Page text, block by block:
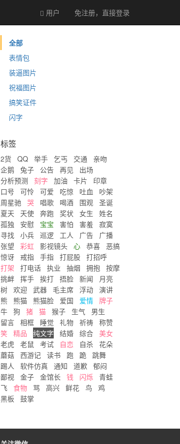
用户 免注册，直接登录
全部
表情包
装逼图片
祝福图片
搞笑证件
闪字
标签
2货 QQ 举手 乞丐 交通
亲吻
企鹅
兔子 公告 再见
出场
分析预测
刻字 加油 卡片
印章
口号
可怜 可爱 吃惊 吐血
吵架
周星驰
哭 唱歌 喝酒 围观
圣诞
夏天
天使 奔跑 奖状 女生
姓名
孤独
安慰 宝宝 害怕 害羞
寂寞
寻找
小兵 巡逻 工人 广告
广播
张望
彩虹 影视镜头 心 恭喜
恶搞
惊讶
戒指 手指 打屁股
打招呼
打架
打电话 执业 抽烟 拥抱
按摩
挑衅
挥手 挨打 捂脸 新闻
月亮
树
欢迎 武器 毛主席 浮动
演讲
熊
熊猫 熊猫脸 爱国 爱情
牌子
牛
狗 猪 猫 猴子 生气
男生
留言
相框 睡觉 礼物 祈祷
称赞
笑
精品 纯文字 结婚 综合
美女
老虎
老鼠 考试 自恋 自杀
花朵
蘑菇
西游记 读书 跑 跪
跳舞
踢人
软件仿真 通知 道歉
郁闷
鄙视
金子 金馆长 钱 闪烁
青蛙
飞
食物 骂 高兴 鲜花 鸟
鸡
黑板
鼓掌